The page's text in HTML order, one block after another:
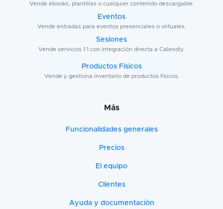
Vende ebooks, plantillas o cualquier contenido descargable.
Eventos
Vende entradas para eventos presenciales o virtuales.
Sesiones
Vende servicios 1:1 con integración directa a Calendly.
Productos Físicos
Vende y gestiona inventario de productos físicos.
Más
Funcionalidades generales
Precios
El equipo
Clientes
Ayuda y documentación